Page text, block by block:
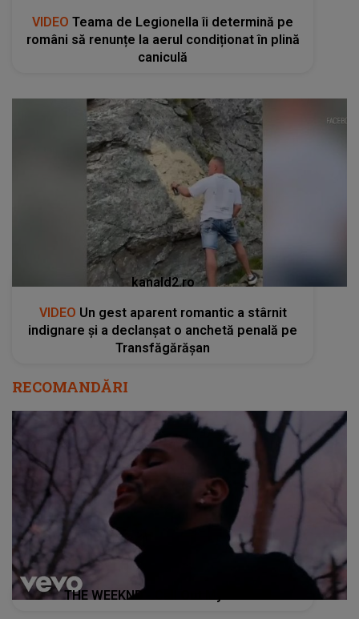
VIDEO Teama de Legionella îi determină pe
români să renunțe la aerul condiționat în plină
caniculă
kanald2.ro
VIDEO Un gest aparent romantic a stârnit
indignare și a declanșat o anchetă penală pe
Transfăgărășan
RECOMANDĂRI
THE WEEKND - Call Out My Name